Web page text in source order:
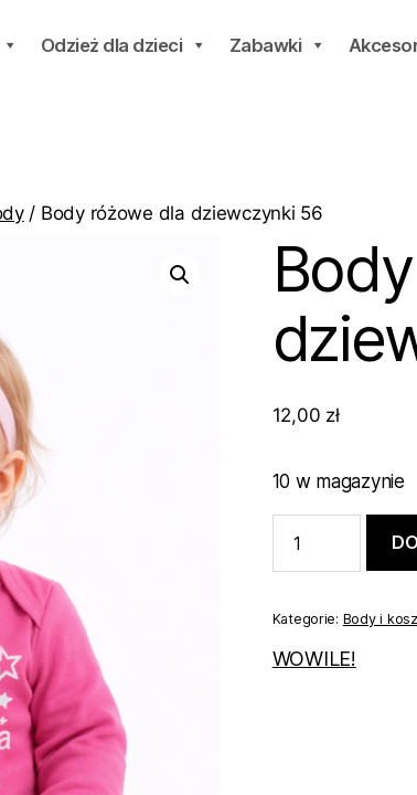
Odzież dla dzieci Zabawki
/ Body różowe dla dziewczynki 56
12,00 zł
10 w magazynie
Body
różowe
dziewczynki
Kategorie: Body i
WOWILE!